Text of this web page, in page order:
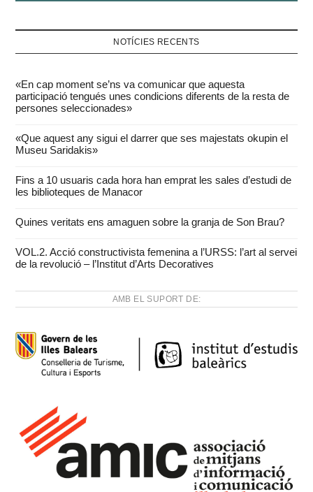
NOTÍCIES RECENTS
«En cap moment se’ns va comunicar que aquesta
participació tengués unes condicions diferents de la resta de
persones seleccionades»
«Que aquest any sigui el darrer que ses majestats okupin el
Museu Saridakis»
Fins a 10 usuaris cada hora han emprat les sales d’estudi de
les biblioteques de Manacor
Quines veritats ens amaguen sobre la granja de Son Brau?
VOL.2. Acció constructivista femenina a l’URSS: l’art al servei
de la revolució – l’Institut d’Arts Decoratives
AMB EL SUPORT DE: